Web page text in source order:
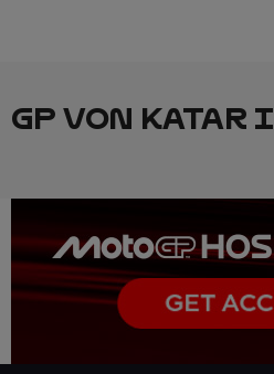
GP VON KATAR